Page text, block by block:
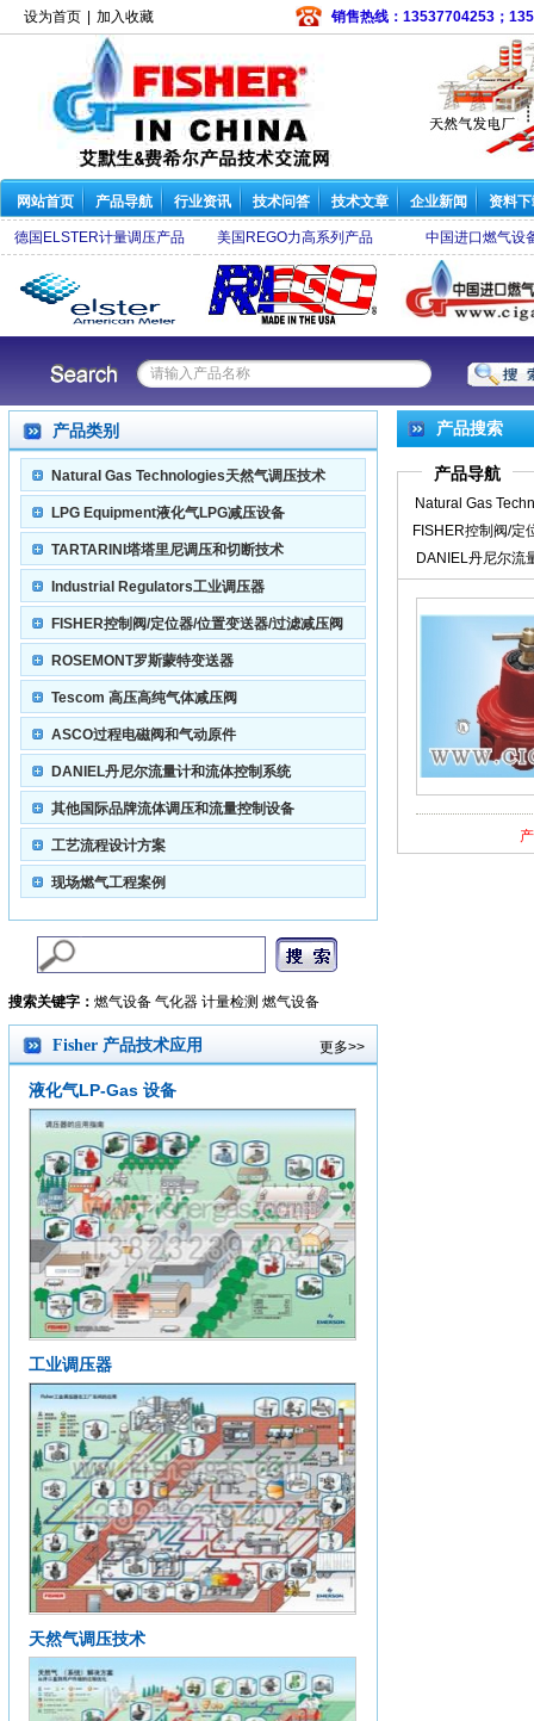
设为首页 加入收藏 销售热线：13537704253；
网站首页 产品导航 行业资讯 技术问答 技术文章 企业新闻 资料
德国ELSTER计量调压产品 美国REGO力高系列产品 中国进口燃气设
DFF减压阀 | 63EG泄压阀 | 98H放 散阀 1301F减压阀 | 95H
产品类别
Natural Gas Technologies天然气调压技术
LPG Equipment液化气LPG减压设备
TARTARINI塔塔里尼调压和切断技术
Industrial Regulators工业调压器
FISHER控制阀/定位器/位置变送器/过滤减压阀
ROSEMONT罗斯蒙特变送器
Tescom 高压高纯气体减压阀
ASCO过程电磁阀和气动原件
DANIEL丹尼尔流量计和流体控制系统
其他国际品牌流体调压和流量控制设备
工艺流程设计方案
现场燃气工程案例
搜索关键字： 燃气设备 气化器 计量检测 燃气设备
Fisher 产品技术应用 更多>>
液化气LP-Gas 设备
工业调压器
天然气调压技术
产品搜索
产品导航
Natural Gas
天然气调压
FISHER控制阀/定
变送器/过滤减
DANIEL丹尼尔流